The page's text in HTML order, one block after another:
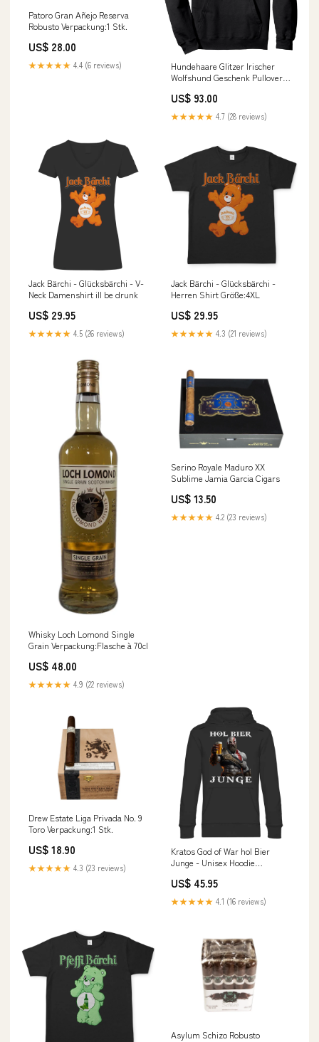
Patoro Gran Añejo Reserva
Robusto Verpackung:1 Stk.
US$ 28.00
★★★★★ 4.4 (6 reviews)
Hundehaare Glitzer Irischer
Wolfshund Geschenk Pullover
US$ 93.00
★★★★★ 4.7 (28 reviews)
Jack Bärchi - Glücksbärchi - V-
Neck Damenshirt ill be drunk
US$ 29.95
★★★★★ 4.5 (26 reviews)
Jack Bärchi - Glücksbärchi -
Herren Shirt Größe:4XL
US$ 29.95
★★★★★ 4.3 (21 reviews)
Whisky Loch Lomond Single
Grain Verpackung:Flasche à 70cl
US$ 48.00
★★★★★ 4.9 (22 reviews)
Serino Royale Maduro XX
Sublime Jamia Garcia Cigars
US$ 13.50
★★★★★ 4.2 (23 reviews)
Drew Estate Liga Privada No. 9
Toro Verpackung:1 Stk.
US$ 18.90
★★★★★ 4.3 (23 reviews)
Kratos God of War hol Bier
Junge - Unisex Hoodie
US$ 45.95
★★★★★ 4.1 (16 reviews)
Asylum Schizo Robusto